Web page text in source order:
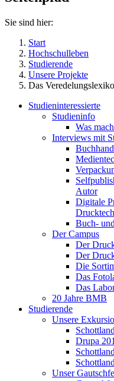
Sie sind hier:
Start
Hochschulleben
Studierende
Unsere Projekte
Das
Studieninteressierte
Studieninfo
Was
Interviews mit
Autor
Digitale
Buch-
Der Campus
Der
Der
Die
Das
Das
20 Jahre BMB
Studierende
Unsere
Drupa
Unser